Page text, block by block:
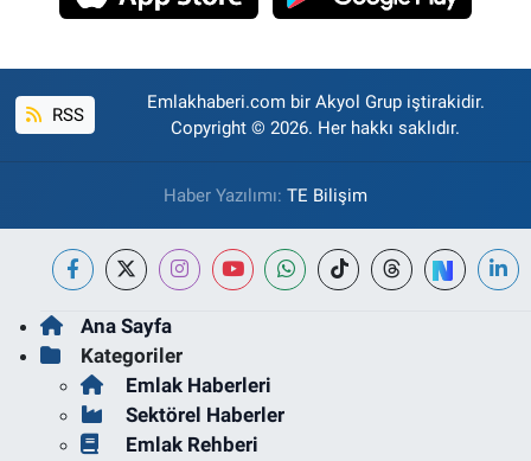
RSS
Emlakhaberi.com bir Akyol Grup iştirakidir.
Copyright © 2026. Her hakkı saklıdır.
Haber Yazılımı: TE Bilişim
Ana Sayfa
Kategoriler
Emlak Haberleri
Sektörel Haberler
Emlak Rehberi